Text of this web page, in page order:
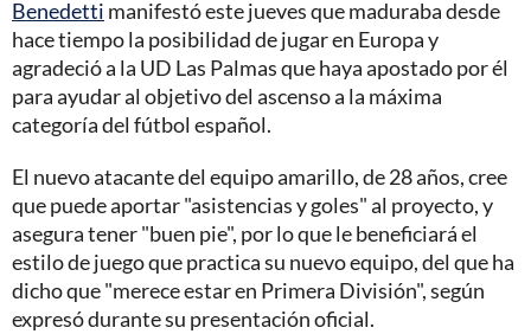
Benedetti manifestó este jueves que maduraba desde
hace tiempo la posibilidad de jugar en Europa y
agradeció a la UD Las Palmas que haya apostado por él
para ayudar al objetivo del ascenso a la máxima
categoría del fútbol español.
El nuevo atacante del equipo amarillo, de 28 años, cree
que puede aportar "asistencias y goles" al proyecto, y
asegura tener "buen pie", por lo que le beneficiará el
estilo de juego que practica su nuevo equipo, del que ha
dicho que "merece estar en Primera División", según
expresó durante su presentación oficial.